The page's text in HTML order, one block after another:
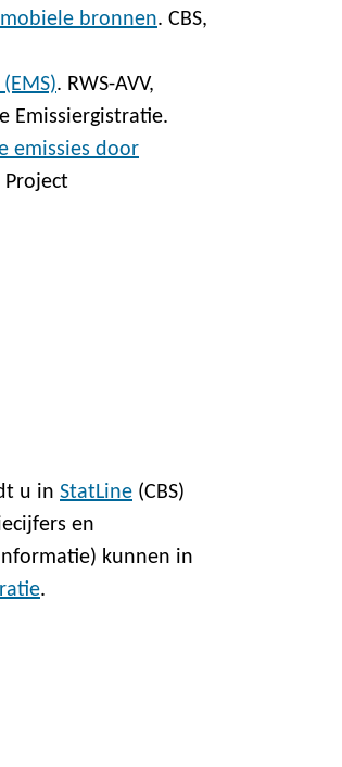
bronnen. CBS,
. RWS-AVV,
Emissiergistratie.
emissies door
Project
u in StatLine (CBS)
en
kunnen in
.